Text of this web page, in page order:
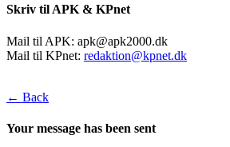
Skriv til APK & KPnet
Mail til APK: apk@apk2000.dk
Mail til KPnet: redaktion@kpnet.dk
← Back
Your message has been sent